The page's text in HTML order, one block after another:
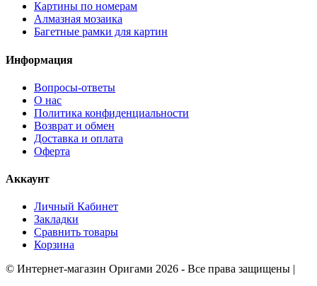
Картины по номерам
Алмазная мозаика
Багетные рамки для картин
Информация
Вопросы-ответы
О нас
Политика конфиденциальности
Возврат и обмен
Доставка и оплата
Оферта
Аккаунт
Личный Кабинет
Закладки
Сравнить товары
Корзина
© Интернет-магазин Оригами 2026 - Все права защищены